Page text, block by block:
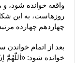
واقعه خوانده شود، و
روزهاست، به این شکل
چهاردهم چهارده
بعد از اتمام خواندن
خوانده شود: «اَللّهُمَّ